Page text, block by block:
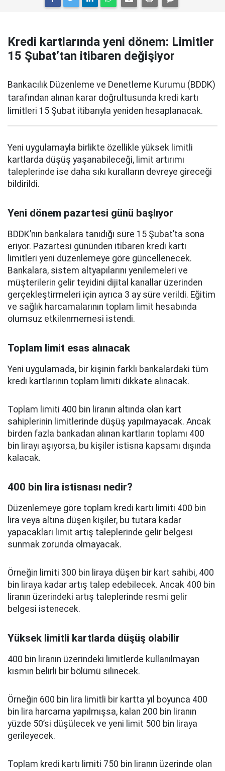
Kredi kartlarında yeni dönem: Limitler
15 Şubat’tan itibaren değişiyor
Bankacılık Düzenleme ve Denetleme Kurumu (BDDK)
tarafından alınan karar doğrultusunda kredi kartı
limitleri 15 Şubat itibarıyla yeniden hesaplanacak.
Yeni uygulamayla birlikte özellikle yüksek limitli
kartlarda düşüş yaşanabileceği, limit artırımı
taleplerinde ise daha sıkı kuralların devreye gireceği
bildirildi.
Yeni dönem pazartesi günü başlıyor
BDDK’nın bankalara tanıdığı süre 15 Şubat’ta sona
eriyor. Pazartesi gününden itibaren kredi kartı
limitleri yeni düzenlemeye göre güncellenecek.
Bankalara, sistem altyapılarını yenilemeleri ve
müşterilerin gelir teyidini dijital kanallar üzerinden
gerçekleştirmeleri için ayrıca 3 ay süre verildi. Eğitim
ve sağlık harcamalarının toplam limit hesabında
olumsuz etkilenmemesi istendi.
Toplam limit esas alınacak
Yeni uygulamada, bir kişinin farklı bankalardaki tüm
kredi kartlarının toplam limiti dikkate alınacak.
Toplam limiti 400 bin liranın altında olan kart
sahiplerinin limitlerinde düşüş yapılmayacak. Ancak
birden fazla bankadan alınan kartların toplamı 400
bin lirayı aşıyorsa, bu kişiler istisna kapsamı dışında
kalacak.
400 bin lira istisnası nedir?
Düzenlemeye göre toplam kredi kartı limiti 400 bin
lira veya altına düşen kişiler, bu tutara kadar
yapacakları limit artış taleplerinde gelir belgesi
sunmak zorunda olmayacak.
Örneğin limiti 300 bin liraya düşen bir kart sahibi, 400
bin liraya kadar artış talep edebilecek. Ancak 400 bin
liranın üzerindeki artış taleplerinde resmi gelir
belgesi istenecek.
Yüksek limitli kartlarda düşüş olabilir
400 bin liranın üzerindeki limitlerde kullanılmayan
kısmın belirli bir bölümü silinecek.
Örneğin 600 bin lira limitli bir kartta yıl boyunca 400
bin lira harcama yapılmışsa, kalan 200 bin liranın
yüzde 50’si düşülecek ve yeni limit 500 bin liraya
gerileyecek.
Toplam kredi kartı limiti 750 bin liranın üzerinde olan